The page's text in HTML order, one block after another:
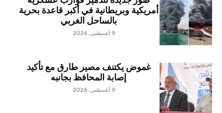
أمريكية وبريطانية في أكبر قاعدة بحرية
بالساحل الغربي
9 أغسطس، 2026
غموض يكتنف مصير طارق مع تأكيد
إصابة المحافظ بجانبه
9 أغسطس، 2026